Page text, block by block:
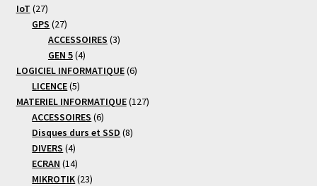
IoT 2727
produits
GPS 2727
produits
ACCESSOIRES 33
GEN 5 44
produits
LOGICIEL INFORMATIQUE 66
LICENCE 55
produits
MATERIEL INFORMATIQUE 127127
ACCESSOIRES 66
produits
Disques durs et SSD 88
DIVERS 44
produits
ECRAN 1414
produits
MIKROTIK 2323